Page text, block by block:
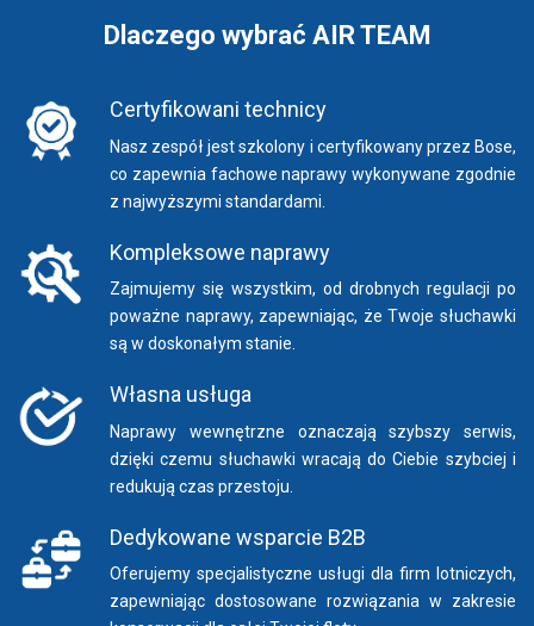
Dlaczego wybrać AIR TEAM
Certyfikowani technicy
Nasz zespół jest szkolony i certyfikowany przez Bose,
co zapewnia fachowe naprawy wykonywane zgodnie
z najwyższymi standardami.
Kompleksowe naprawy
Zajmujemy się wszystkim, od drobnych regulacji po
poważne naprawy, zapewniając, że Twoje słuchawki
są w doskonałym stanie.
Własna usługa
Naprawy wewnętrzne oznaczają szybszy serwis,
dzięki czemu słuchawki wracają do Ciebie szybciej i
redukują czas przestoju.
Dedykowane wsparcie B2B
Oferujemy specjalistyczne usługi dla firm lotniczych,
zapewniając dostosowane rozwiązania w zakresie